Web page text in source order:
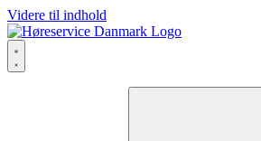
Videre til indhold